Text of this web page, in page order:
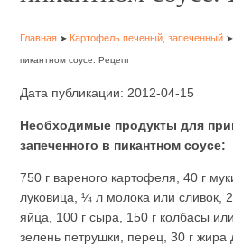
Главная ➤ Картофель печеный, запеченный
пикантном соусе. Рецепт
Дата публикации: 2012-04-15
Необходимые продукты для
запеченного в пикантном соусе:
750 г вареного картофеля, 40 г
луковица, ¼ л молока или сливок,
яйца, 100 г сыра, 150 г колбасы
зелень петрушки, перец, 30 г жира